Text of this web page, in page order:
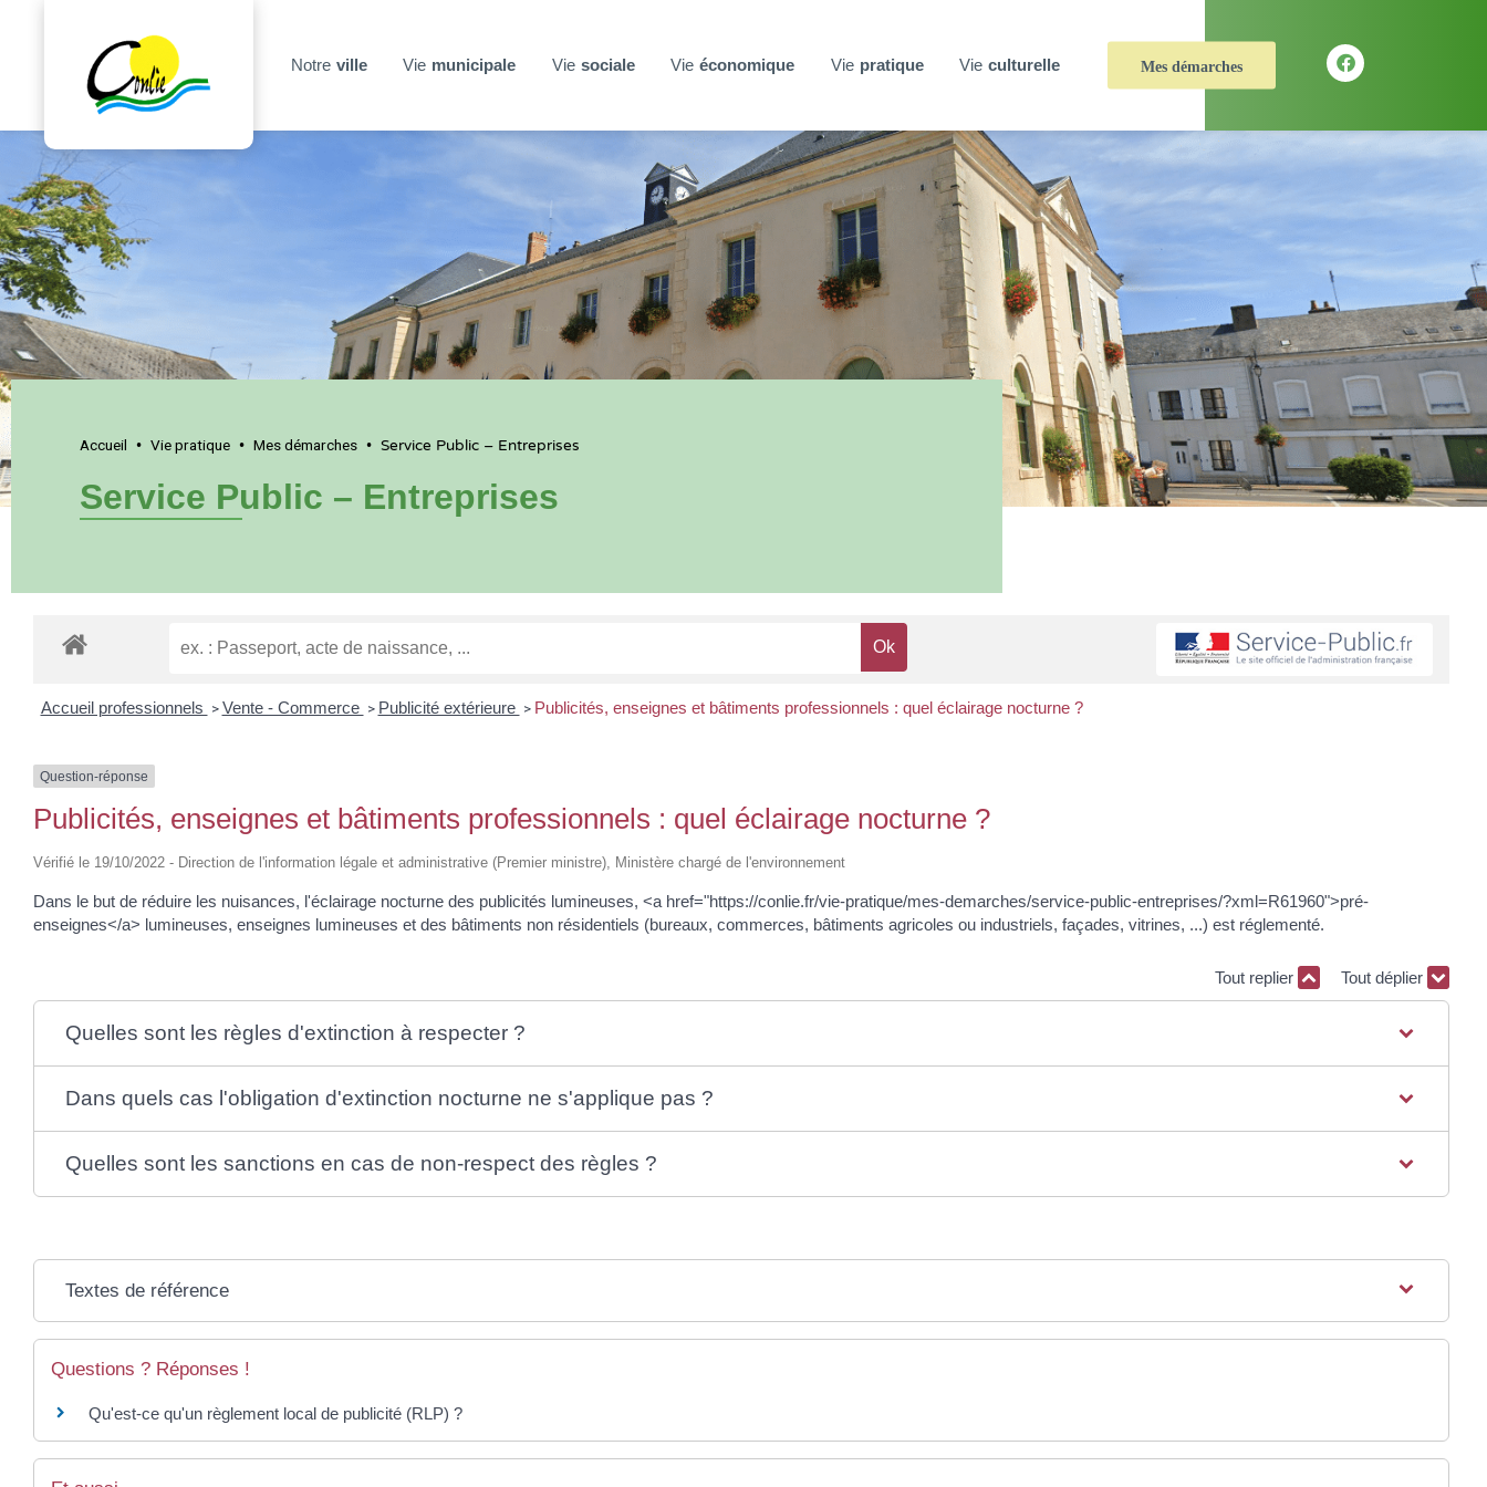
Notre ville Vie municipale Vie sociale Vie économique Vie pratique Vie culturelle Mes démarches
Accueil • Vie pratique • Mes démarches • Service Public – Entreprises
Service Public – Entreprises
Accueil professionnels > Vente - Commerce > Publicité extérieure > Publicités, enseignes et bâtiments professionnels : quel éclairage nocturne ?
Question-réponse
Publicités, enseignes et bâtiments professionnels : quel éclairage nocturne ?
Vérifié le 19/10/2022 - Direction de l'information légale et administrative (Premier ministre), Ministère chargé de l'environnement
Dans le but de réduire les nuisances, l'éclairage nocturne des publicités lumineuses, <a href="https://conlie.fr/vie-pratique/mes-demarches/service-public-entreprises/?xml=R61960">pré-
enseignes</a> lumineuses, enseignes lumineuses et des bâtiments non résidentiels (bureaux, commerces, bâtiments agricoles ou industriels, façades, vitrines, ...) est réglementé.
Tout replier Tout déplier
Quelles sont les règles d'extinction à respecter ?
Dans quels cas l'obligation d'extinction nocturne ne s'applique pas ?
Quelles sont les sanctions en cas de non-respect des règles ?
Textes de référence
Questions ? Réponses !
Qu'est-ce qu'un règlement local de publicité (RLP) ?